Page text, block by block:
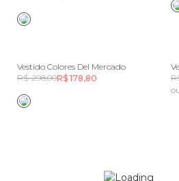
Vestido Colores Del Mercado
R$ 298,00R$ 178,80